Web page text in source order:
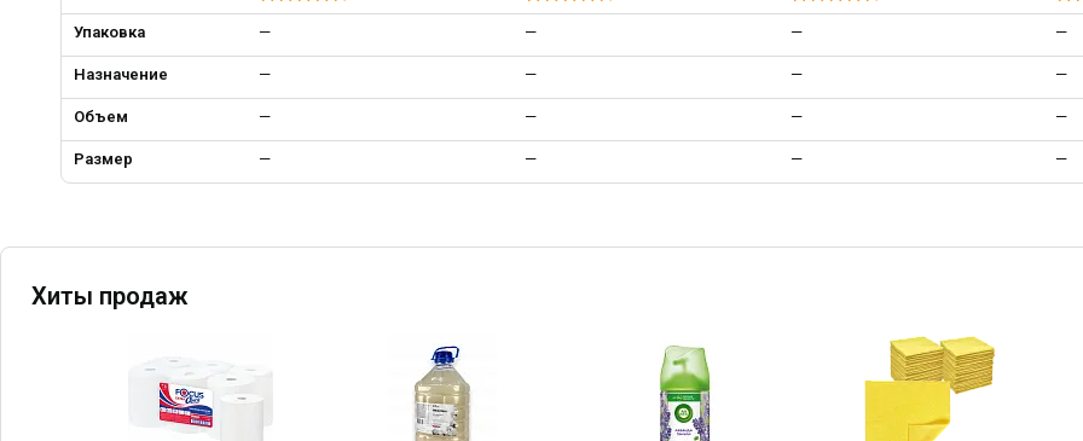
Упаковка — — — —
Назначение — — — —
Объем — — — —
Размер — — — —
Хиты продаж